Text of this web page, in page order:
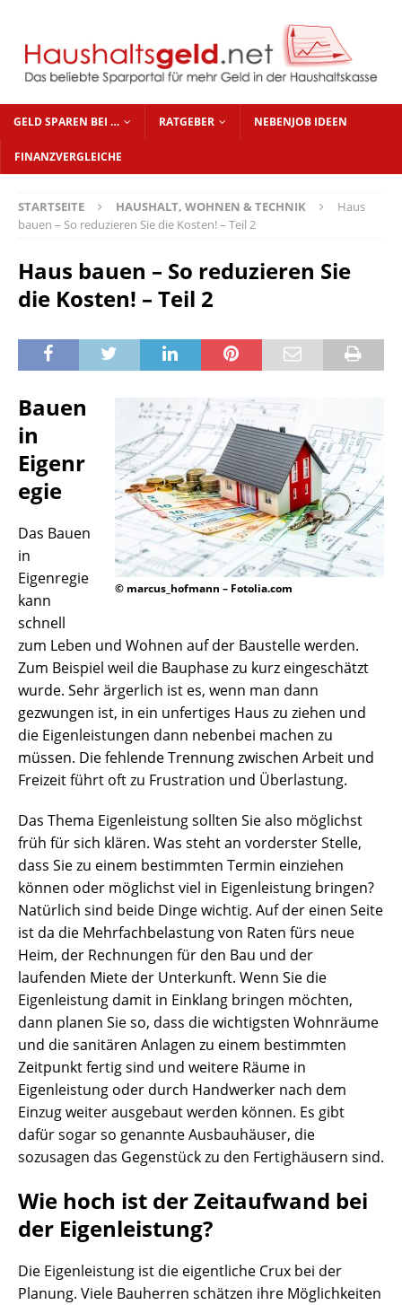
GELD SPAREN BEI … RATGEBER NEBENJOB IDEEN
FINANZVERGLEICHE
STARTSEITE HAUSHALT, WOHNEN & TECHNIK
Haus
bauen – So reduzieren Sie die Kosten! – Teil 2
Haus bauen – So reduzieren Sie
die Kosten! – Teil 2
© marcus_hofmann – Fotolia.com
Bauen
in
Eigenr
egie
Das Bauen
in
Eigenregie
kann
schnell
zum Leben und Wohnen auf der Baustelle werden.
Zum Beispiel weil die Bauphase zu kurz eingeschätzt
wurde. Sehr ärgerlich ist es, wenn man dann
gezwungen ist, in ein unfertiges Haus zu ziehen und
die Eigenleistungen dann nebenbei machen zu
müssen. Die fehlende Trennung zwischen Arbeit und
Freizeit führt oft zu Frustration und Überlastung.
Das Thema Eigenleistung sollten Sie also möglichst
früh für sich klären. Was steht an vorderster Stelle,
dass Sie zu einem bestimmten Termin einziehen
können oder möglichst viel in Eigenleistung bringen?
Natürlich sind beide Dinge wichtig. Auf der einen Seite
ist da die Mehrfachbelastung von Raten fürs neue
Heim, der Rechnungen für den Bau und der
laufenden Miete der Unterkunft. Wenn Sie die
Eigenleistung damit in Einklang bringen möchten,
dann planen Sie so, dass die wichtigsten Wohnräume
und die sanitären Anlagen zu einem bestimmten
Zeitpunkt fertig sind und weitere Räume in
Eigenleistung oder durch Handwerker nach dem
Einzug weiter ausgebaut werden können. Es gibt
dafür sogar so genannte Ausbauhäuser, die
sozusagen das Gegenstück zu den Fertighäusern sind.
Wie hoch ist der Zeitaufwand bei
der Eigenleistung?
Die Eigenleistung ist die eigentliche Crux bei der
Planung. Viele Bauherren schätzen ihre Möglichkeiten